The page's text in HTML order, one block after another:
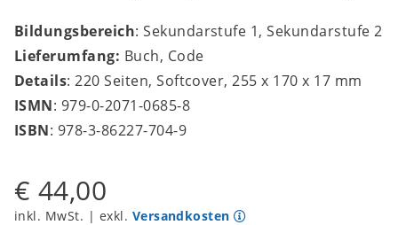
Bildungsbereich: Sekundarstufe 1, Sekundarstufe 2
Lieferumfang: Buch, Code
Details: 220 Seiten, Softcover, 255 x 170 x 17 mm
ISMN: 979-0-2071-0685-8
ISBN: 978-3-86227-704-9
€ 44,00
inkl. MwSt. | exkl. Versandkosten